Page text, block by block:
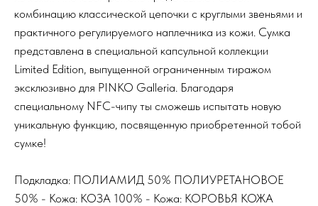
комбинацию классической цепочки с круглыми звеньями и
практичного регулируемого наплечника из кожи. Сумка
представлена в специальной капсульной коллекции
Limited Edition, выпущенной ограниченным тиражом
эксклюзивно для PINKO Galleria. Благодаря
специальному NFC-чипу ты сможешь испытать новую
уникальную функцию, посвященную приобретенной тобой
сумке!
Подкладка: ПОЛИАМИД 50% ПОЛИУРЕТАНОВОЕ
50% - Кожа: КОЗА 100% - Кожа: КОРОВЬЯ КОЖА